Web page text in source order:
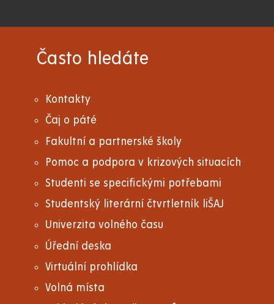
Často hledáte
Kontakty
Čaj o páté
Fakultní a partnerské školy
Pomoc a podpora v krizových situacích
Studenti se specifickými potřebami
Studentský literární čtvrtletník liŠAJ
Univerzita volného času
Úřední deska
Virtuální prohlídka
Volná místa